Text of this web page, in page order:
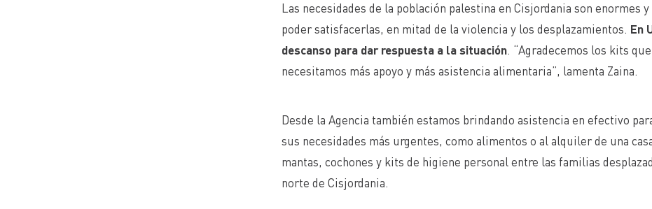
Las necesidades de la población palestina en Cisjordania son enormes
poder satisfacerlas, en mitad de la violencia y los desplazamientos. En
descanso para dar respuesta a la situación. “Agradecemos los kits
necesitamos más apoyo y más asistencia alimentaria”, lamenta Zaina.
Desde la Agencia también estamos brindando asistencia en efectivo
sus necesidades más urgentes, como alimentos o al alquiler de una
mantas, cochones y kits de higiene personal entre las familias
norte de Cisjordania.